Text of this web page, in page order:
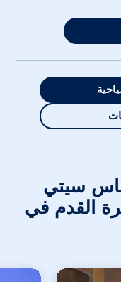
سيتي
القدم في